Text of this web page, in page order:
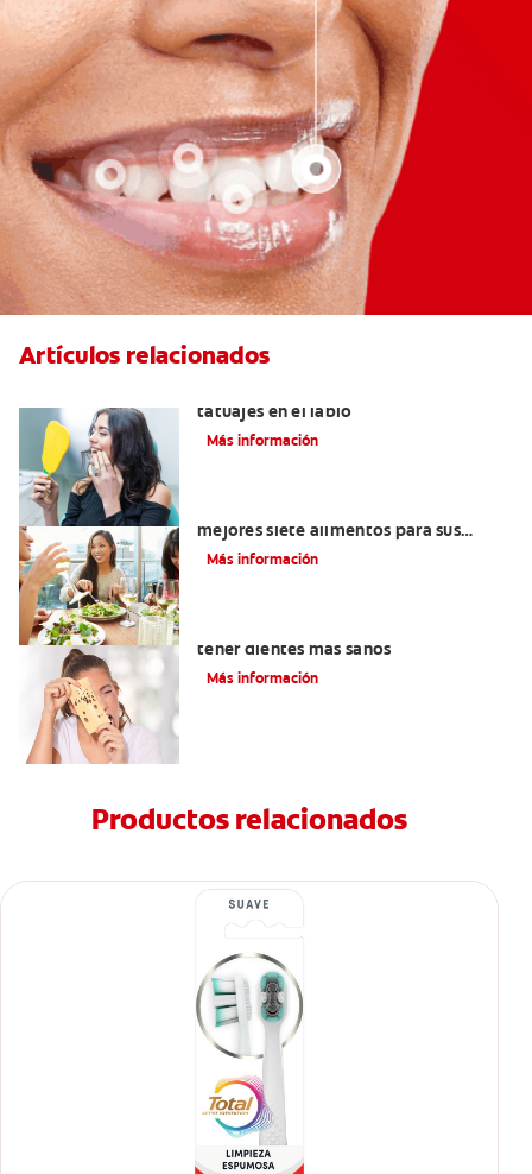
Artículos relacionados
tatuajes en el labio
Más información
mejores siete alimentos para sus
dientes
Más información
tener dientes más sanos
Más información
Productos relacionados